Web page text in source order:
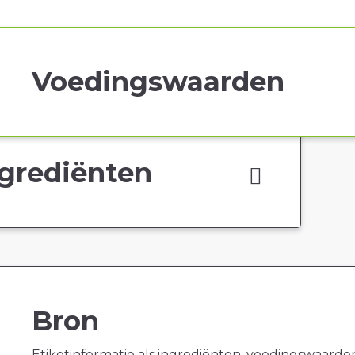
Voedingswaarden
Bron